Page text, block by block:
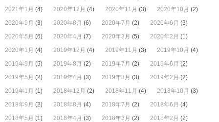
2021年1月 (4) 2020年12月 (4) 2020年11月 (3) 2020年10月 (2)
2020年9月 (3) 2020年8月 (6) 2020年7月 (2) 2020年6月 (3)
2020年5月 (6) 2020年4月 (7) 2020年3月 (5) 2020年2月 (1)
2020年1月 (4) 2019年12月 (4) 2019年11月 (3) 2019年10月 (4)
2019年9月 (5) 2019年8月 (2) 2019年7月 (2) 2019年6月 (2)
2019年5月 (2) 2019年4月 (3) 2019年3月 (3) 2019年2月 (2)
2019年1月 (1) 2018年12月 (2) 2018年11月 (4) 2018年10月 (3)
2018年9月 (2) 2018年8月 (4) 2018年7月 (2) 2018年6月 (4)
2018年5月 (1) 2018年4月 (3) 2018年3月 (2) 2018年2月 (2)